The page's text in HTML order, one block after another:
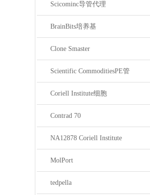
Scicominc导管代理
BrainBits培养基
Clone Smaster
Scientific CommoditiesPE管
Coriell Institute细胞
Contrad 70
NA12878 Coriell Institute
MolPort
tedpella